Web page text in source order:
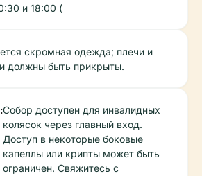
и 18:00 (
скромная одежда; плечи и
должны быть прикрыты.
Собор доступен для инвалидных
колясок через главный вход.
Доступ в некоторые боковые
капеллы или крипты может быть
ограничен. Свяжитесь с